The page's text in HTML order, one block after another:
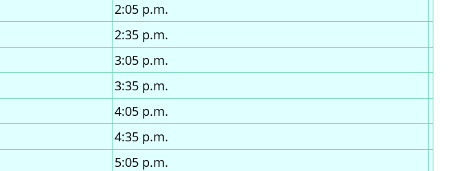
2:05 p.m.
2:35 p.m.
3:05 p.m.
3:35 p.m.
4:05 p.m.
4:35 p.m.
5:05 p.m.